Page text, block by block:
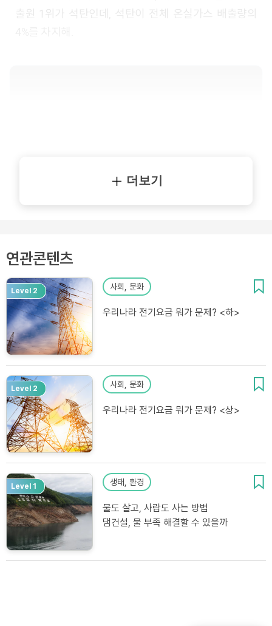
더보기
연관콘텐츠
Level 2 사회, 문화
우리나라 전기요금 뭐가 문제? <하>
Level 2 사회, 문화
우리나라 전기요금 뭐가 문제? <상>
Level 1 생태, 환경
물도 살고, 사람도 사는 방법
댐건설, 물 부족 해결할 수 있을까